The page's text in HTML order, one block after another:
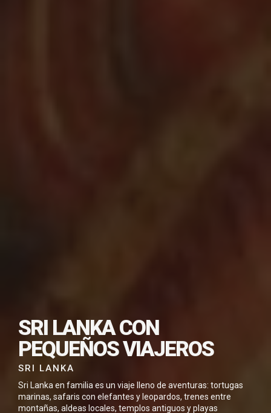
SRI LANKA CON
PEQUEÑOS VIAJEROS
SRI LANKA
Sri Lanka en familia es un viaje lleno de aventuras: tortugas
marinas, safaris con elefantes y leopardos, trenes entre
montañas, aldeas locales, templos antiguos y playas
DESCARGAR ESTE
VIAJE EN PDF